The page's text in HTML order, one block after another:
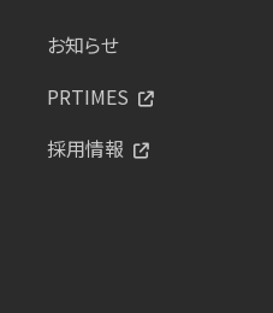
お知らせ
PRTIMES
採用情報